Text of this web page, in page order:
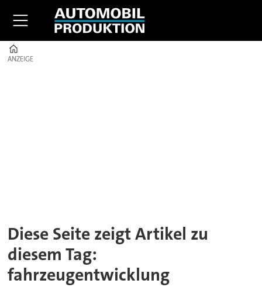
ANZEIGE
ANZEIGE
Diese Seite zeigt Artikel zu
diesem Tag:
fahrzeugentwicklung